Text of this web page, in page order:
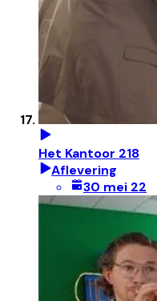
Het Kantoor 218
Aflevering
30 mei 22